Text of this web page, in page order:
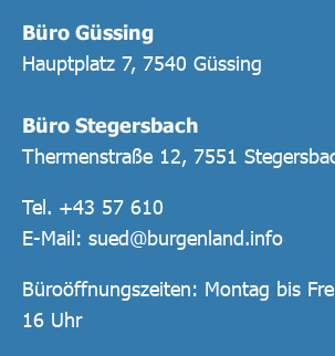
Büro Güssing
Hauptplatz 7, 7540 Güssing
Büro Stegersbach
Thermenstraße 12, 7551
Tel. +43 57 610
E-Mail: sued@burgenland.info
Büroöffnungszeiten: Montag bis
16 Uhr